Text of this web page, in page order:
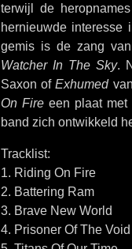
terwijl de
hernieuwde interesse
gemis is de zang
Watcher In The Sky.
Saxon ofExhumed
On Fireeen plaat met
band zich ontwikkeld
Tracklist:
1. Riding On Fire
2. Battering Ram
3. Brave New World
4. Prisoner Of The Void